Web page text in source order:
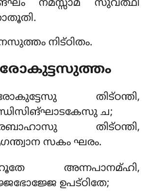
നമസ്സാമ സുവത്ഥി
നിട്ഠിതം.
തിട്ഠന്തി,
ച;
തിട്ഠന്തി,
സകം ഘരം.
അന്നപാനമ്ഹി,
ഉപട്ഠിതേ;